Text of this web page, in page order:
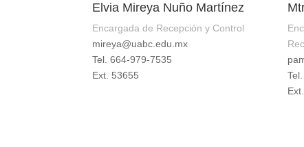
Elvia Mireya Nuño Martínez
Encargada de Recepción y Control
mireya@uabc.edu.mx
Tel. 664-979-7535
Ext. 53655